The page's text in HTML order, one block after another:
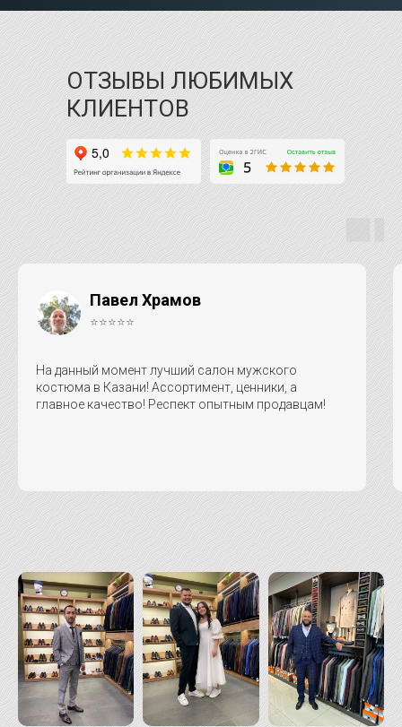
ОТЗЫВЫ ЛЮБИМЫХ
КЛИЕНТОВ
Павел Храмов
⭐⭐⭐⭐⭐
На данный момент лучший салон мужского
костюма в Казани! Ассортимент, ценники, а
главное качество! Респект опытным продавцам!